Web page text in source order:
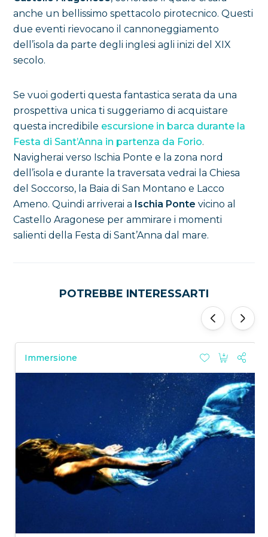
anche un bellissimo spettacolo pirotecnico. Questi
due eventi rievocano il cannoneggiamento
dell’isola da parte degli inglesi agli inizi del XIX
secolo.
Se vuoi goderti questa fantastica serata da una
prospettiva unica ti suggeriamo di acquistare
questa incredibile escursione in barca durante la
Festa di Sant’Anna in partenza da Forio.
Navigherai verso Ischia Ponte e la zona nord
dell’isola e durante la traversata vedrai la Chiesa
del Soccorso, la Baia di San Montano e Lacco
Ameno. Quindi arriverai a Ischia Ponte vicino al
Castello Aragonese per ammirare i momenti
salienti della Festa di Sant’Anna dal mare.
POTREBBE INTERESSARTI
Immersione
‹ ›